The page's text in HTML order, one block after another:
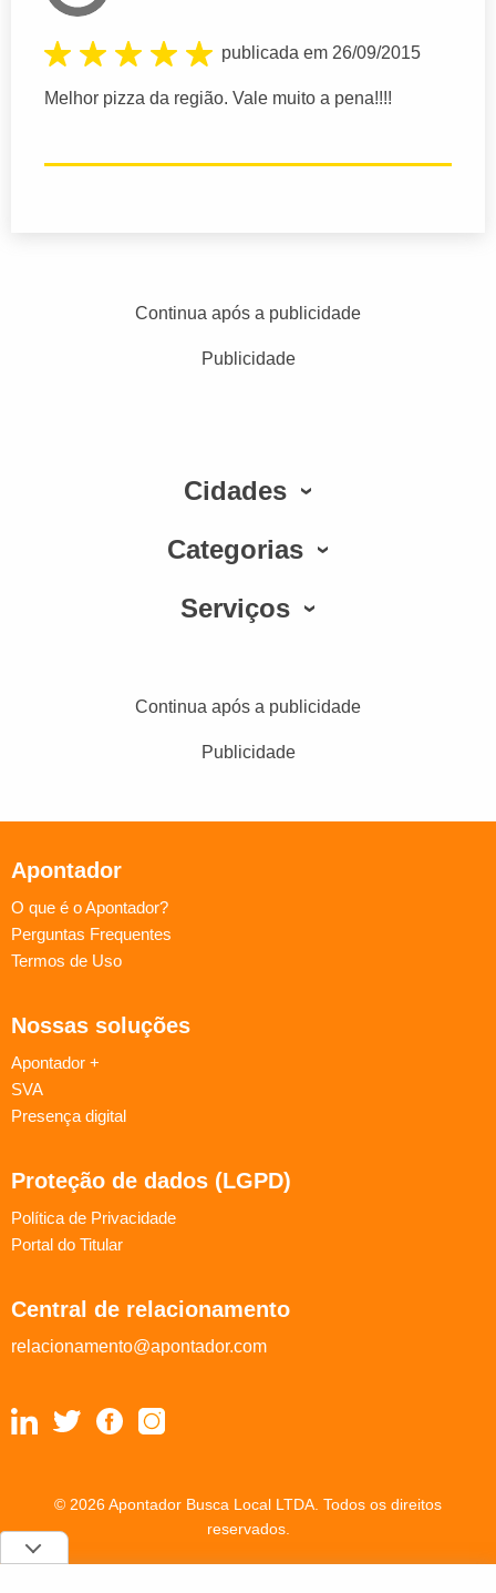
publicada em 26/09/2015
Melhor pizza da região. Vale muito a pena!!!!
Continua após a publicidade
Publicidade
Cidades
Categorias
Serviços
Continua após a publicidade
Publicidade
Apontador
O que é o Apontador?
Perguntas Frequentes
Termos de Uso
Nossas soluções
Apontador +
SVA
Presença digital
Proteção de dados (LGPD)
Política de Privacidade
Portal do Titular
Central de relacionamento
relacionamento@apontador.com
© 2026 Apontador Busca Local LTDA. Todos os direitos
reservados.